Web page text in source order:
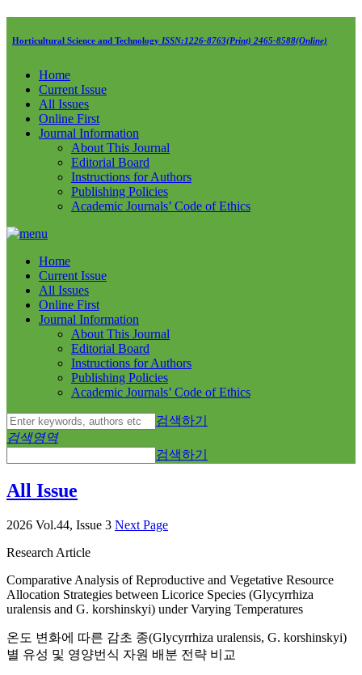
Horticultural Science and Technology ISSN:1226-8763(Print) 2465-8588(Online)
Home
Current Issue
All Issues
Online First
Journal Information
About This Journal
Editorial Board
Instructions for Authors
Publishing Policies
Academic Journals’ Code of Ethics
Home
Current Issue
All Issues
Online First
Journal Information
About This Journal
Editorial Board
Instructions for Authors
Publishing Policies
Academic Journals’ Code of Ethics
검색하기
검색영역
검색하기
All Issue
2026 Vol.44, Issue 3 Next Page
Research Article
Comparative Analysis of Reproductive and Vegetative Resource
Allocation Strategies between Licorice Species (Glycyrrhiza
uralensis and G. korshinskyi) under Varying Temperatures
온도 변화에 따른 감초 종(Glycyrrhiza uralensis, G. korshinskyi)
별 유성 및 영양번식 자원 배분 전략 비교